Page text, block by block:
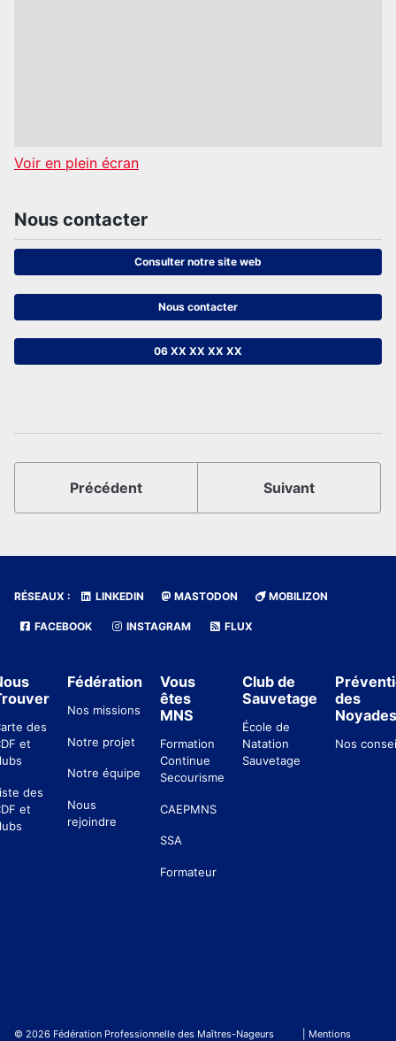
Voir en plein écran
Nous contacter
Consulter notre site web
Nous contacter
06 XX XX XX XX
Précédent Suivant
RÉSEAUX : LINKEDIN MASTODON MOBILIZON
FACEBOOK INSTAGRAM FLUX
des
et
des
et
Fédération
Nos missions
Notre projet
Notre équipe
Nous
rejoindre
Vous
êtes
MNS
Formation
Continue
Secourisme
CAEPMNS
SSA
Formateur
Club de
Sauvetage
École de
Natation
Sauvetage
des
Noyades
Nos
© 2026 Fédération Professionnelle des Maîtres-Nageurs
| Mentions